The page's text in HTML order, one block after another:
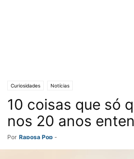
Curiosidades Notícias
10 coisas que só
nos 20 anos
Por Raposa Pop -